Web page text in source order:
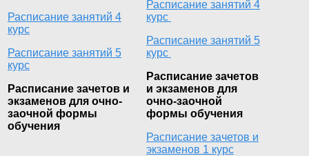
Расписание занятий 4
курс
Расписание занятий 5
курс
Расписание зачетов и
экзаменов для очно-
заочной формы
обучения
Расписание занятий 4
курс
Расписание занятий 5
курс
Расписание зачетов
и экзаменов для
очно-заочной
формы обучения
Расписание зачетов и
экзаменов 1 курс